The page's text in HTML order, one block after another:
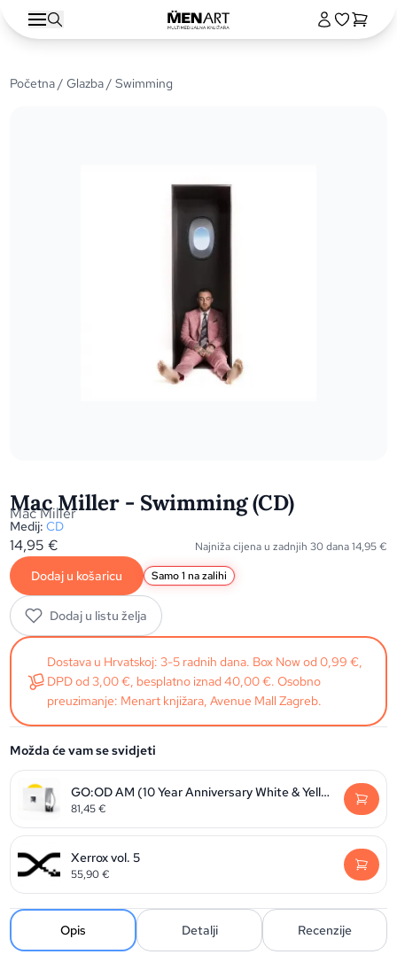
Početna/Glazba/ Swimming
Mac Miller - Swimming (CD)
Mac Miller
Medij: CD
14,95€ Najniža cijena u zadnjih 30 dana14,95€
Dodaj u košaricu Samo 1 na zalihi
Dodaj u listu želja
Dostava u Hrvatskoj: 3-5 radnih dana. Box Now od 0,99 €,
DPD od 3,00 €, besplatno iznad 40,00 €. Osobno
preuzimanje: Menart knjižara, Avenue Mall Zagreb.
Možda će vam se svidjeti
GO:OD AM (10 Year Anniversary White & Yellow Vinyl edition)
81,45€
Xerrox vol. 5
55,90€
Opis Detalji Recenzije